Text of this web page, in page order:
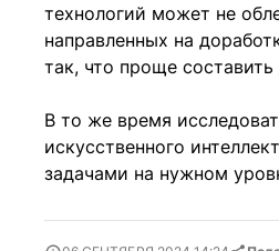
технологий может не
направленных на
так, что проще
В то же время
искусственного
задачами на нужном